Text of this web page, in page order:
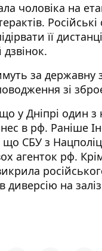
чоловіка на
її
за державну
зі
у Дніпрі один з
в рф. Раніше
що СБУ з
агенток рф.
на